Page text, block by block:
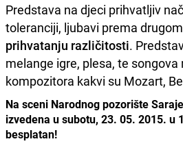
Predstava na djeci prihvatljiv
toleranciji, ljubavi prema
prihvatanju različitosti.
melange igre, plesa, te
kompozitora kakvi su Mozart,
Na sceni Narodnog pozorište
izvedena u subotu, 23. 05. 2015. u
besplatan!